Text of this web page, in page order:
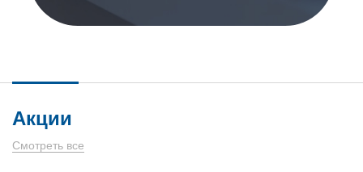
Акции
Смотреть все